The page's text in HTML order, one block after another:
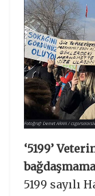
‘5199’
5199 sayılı